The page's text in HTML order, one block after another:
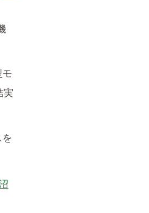
モ
実
を